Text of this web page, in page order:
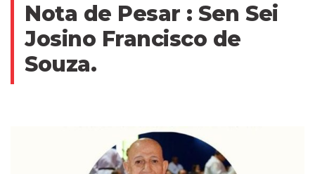
Nota de Pesar : Sen Sei
Josino Francisco de
Souza.